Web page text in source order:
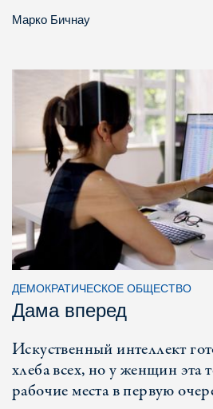
Марко Бичнау
ДЕМОКРАТИЧЕСКОЕ ОБЩЕСТВО
Дама вперед
Искуственный интеллект
хлеба всех, но у женщин эта
рабочие места в первую